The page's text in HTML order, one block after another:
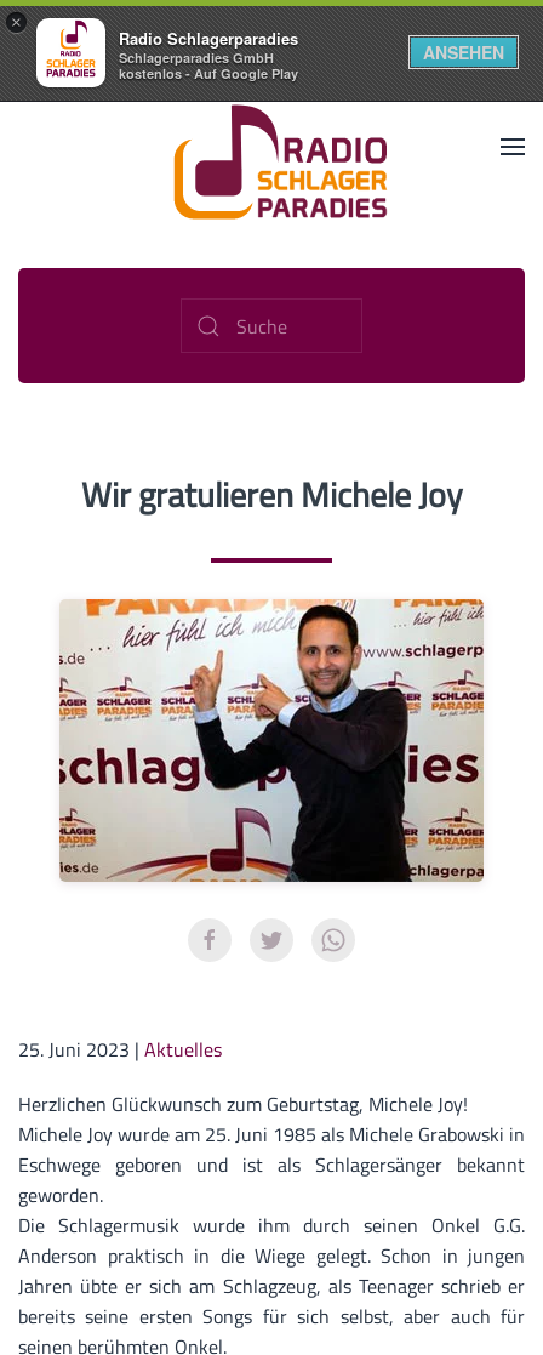
×
Radio Schlagerparadies
Schlagerparadies GmbH
kostenlos - Auf Google Play
ANSEHEN
Wir gratulieren Michele Joy
25. Juni 2023 | Aktuelles
Herzlichen Glückwunsch zum Geburtstag, Michele Joy!
Michele Joy wurde am 25. Juni 1985 als Michele Grabowski in
Eschwege geboren und ist als Schlagersänger bekannt
geworden.
Die Schlagermusik wurde ihm durch seinen Onkel G.G.
Anderson praktisch in die Wiege gelegt. Schon in jungen
Jahren übte er sich am Schlagzeug, als Teenager schrieb er
bereits seine ersten Songs für sich selbst, aber auch für
seinen berühmten Onkel.